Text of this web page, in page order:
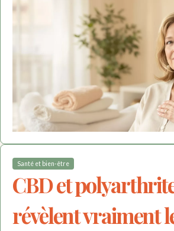
Santé et bien-être
CBD et
révèlent vraiment